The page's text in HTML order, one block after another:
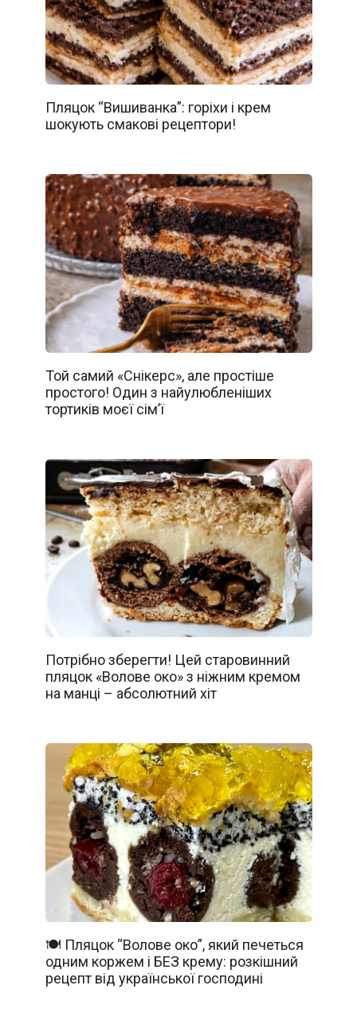
Пляцок “Вишиванка”: горіхи і крем
шокують смакові рецептори!
Той самий «Снікерс», але простіше
простого! Один з найулюбленіших
тортиків моєї сім’ї
Потрібно зберегти! Цей старовинний
пляцок «Волове око» з ніжним кремом
на манці – абсолютний хіт
🍽️ Пляцок “Волове око”, який печеться
одним коржем і БЕЗ крему: розкішний
рецепт від української господині